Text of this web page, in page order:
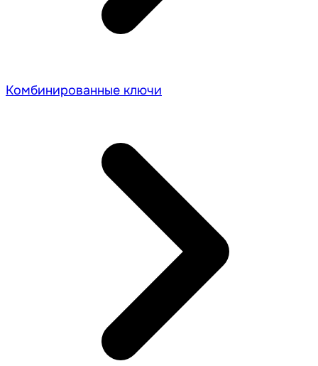
Комбинированные ключи